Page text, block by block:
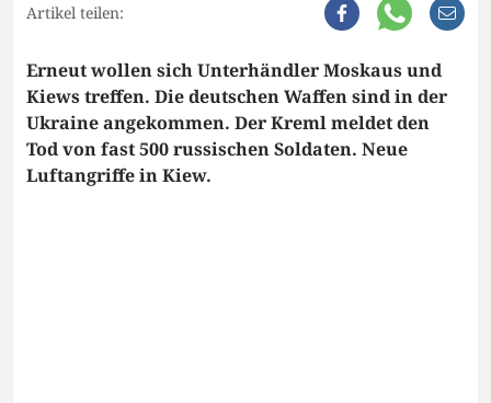
Artikel teilen:
Erneut wollen sich Unterhändler Moskaus und
Kiews treffen. Die deutschen Waffen sind in der
Ukraine angekommen. Der Kreml meldet den
Tod von fast 500 russischen Soldaten. Neue
Luftangriffe in Kiew.